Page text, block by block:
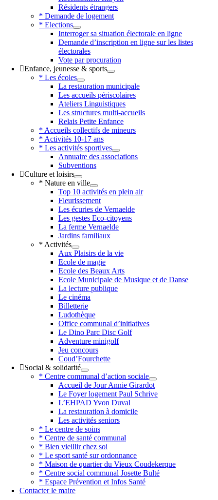
Résidents étrangers
* Demande de logement
* Elections
Interroger sa situation électorale en ligne
Demande d’inscription en ligne sur les listes
électorales
Vote par procuration
Enfance, jeunesse & sports
* Les écoles
La restauration municipale
Les accueils périscolaires
Ateliers Linguistiques
Les structures multi-accueils
Relais Petite Enfance
* Accueils collectifs de mineurs
* Activités 10-17 ans
* Les activités sportives
Annuaire des associations
Subventions
Culture et loisirs
* Nature en ville
Top 10 activités en plein air
Fleurissement
Les écuries de Vernaelde
Les gestes Eco-citoyens
La ferme Vernaelde
Jardins familiaux
* Activités
Aux Plaisirs de la vie
Ecole de magie
Ecole des Beaux Arts
Ecole Municipale de Musique et de Danse
La lecture publique
Le cinéma
Billetterie
Ludothèque
Office communal d’initiatives
Le Dino Parc Disc Golf
Adventure minigolf
Jeu concours
Coud’Fourchette
Social & solidarité
* Centre communal d’action sociale
Accueil de Jour Annie Girardot
Le Foyer logement Paul Schrive
L’EHPAD Yvon Duval
La restauration à domicile
Les activités seniors
* Le centre de soins
* Centre de santé communal
* Bien vieillir chez soi
* Le sport santé sur ordonnance
* Maison de quartier du Vieux Coudekerque
* Centre social communal Josette Bulté
* Espace Prévention et Infos Santé
Contacter le maire